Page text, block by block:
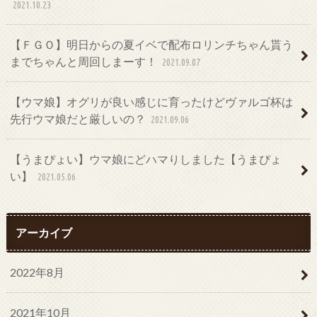
2021.10.23
【ＦＧＯ】明日からの夏イベで配布ロリンチちゃん貰う
までちゃんと周回しまーす！
2021.09.07
【ウマ娘】オグリが良い感じに育ったけどヴァルゴ杯は
先行ウマ娘だと厳しいの？
2021.09.06
【うまぴょい】ウマ娘にどハマりしました【うまぴょ
い】
2021.05.06
アーカイブ
2022年8月
2021年10月